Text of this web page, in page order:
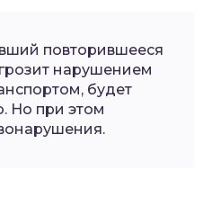
повторившееся
нарушением
будет
Но при этом